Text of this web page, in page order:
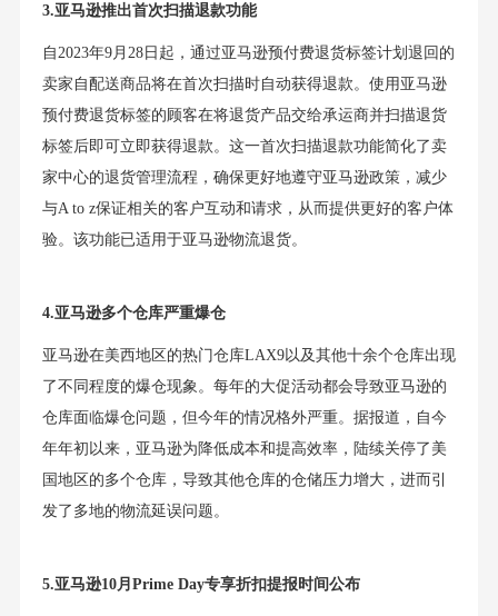
3.亚马逊推出首次扫描退款功能
自2023年9月28日起，通过亚马逊预付费退货标签计划退回的
卖家自配送商品将在首次扫描时自动获得退款。使用亚马逊
预付费退货标签的顾客在将退货产品交给承运商并扫描退货
标签后即可立即获得退款。这一首次扫描退款功能简化了卖
家中心的退货管理流程，确保更好地遵守亚马逊政策，减少
与A to z保证相关的客户互动和请求，从而提供更好的客户体
验。该功能已适用于亚马逊物流退货。
4.亚马逊多个仓库严重爆仓
亚马逊在美西地区的热门仓库LAX9以及其他十余个仓库出现
了不同程度的爆仓现象。每年的大促活动都会导致亚马逊的
仓库面临爆仓问题，但今年的情况格外严重。据报道，自今
年年初以来，亚马逊为降低成本和提高效率，陆续关停了美
国地区的多个仓库，导致其他仓库的仓储压力增大，进而引
发了多地的物流延误问题。
5.亚马逊10月Prime Day专享折扣提报时间公布